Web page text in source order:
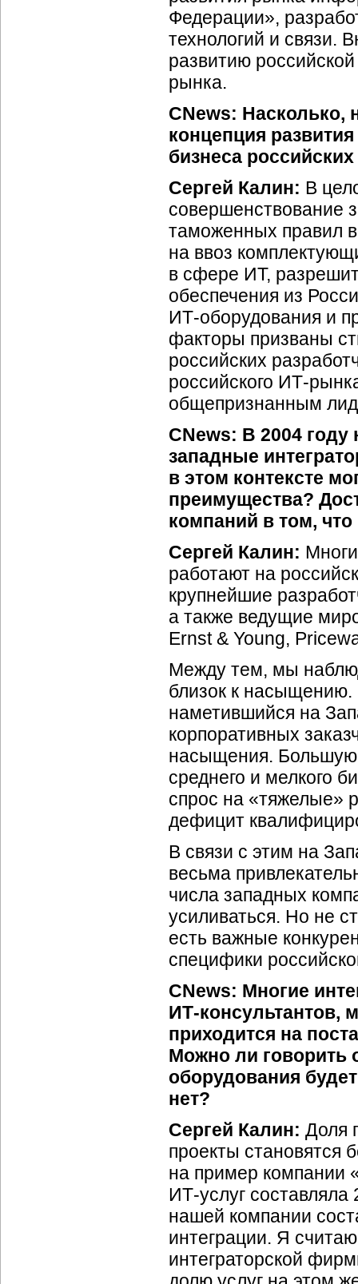
Федерации»,
технологий и связи.
развитию
рынка.
CNews: Насколько,
концепция развития
бизнеса
Сергей Калин: В
совершенствование
таможенных правил
на ввоз
в сфере ИТ,
обеспечения из
ИТ-оборудования и
факторы призваны
российских
российского ИТ-
общепризнанным
CNews: В 2004
западные
в этом контексте
преимущества?
компаний в том, что
Сергей Калин:
работают на
крупнейшие
а также ведущие
Ernst & Young,
Между тем, мы
близок к насыщению.
наметившийся на
корпоративных
насыщения.
среднего и мелкого
спрос на «тяжелые»
дефицит
В связи с этим на
весьма
числа западных
усиливаться. Но не
есть важные
специфики
CNews: Многие
ИТ-консультантов,
приходится на
Можно ли говорить
оборудования
нет?
Сергей Калин: Доля
проекты становятся
на пример компании
ИТ-услуг составляла
нашей компании
интеграции. Я
интеграторской